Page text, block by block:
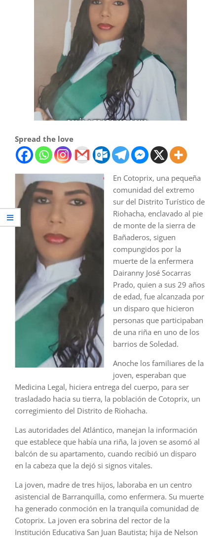
Spread the love
En Cotoprix, una pequeña
comunidad del extremo
sur del Distrito Turístico de
Riohacha, enclavado al pie
de monte de la sierra de
Bañaderos, siguen
compungidos por la
muerte de la enfermera
Dairanny José Socarras
Prado, quien a sus 29 años
de edad, fue alcanzada por
un disparo que hicieron
personas que participaban
de una riña en uno de los
barrios de Soledad.
Anoche los familiares de la
joven, esperaban que
Medicina Legal, hiciera entrega del cuerpo, para ser
trasladado hacia su tierra, la población de Cotoprix, un
corregimiento del Distrito de Riohacha.
Las autoridades del Atlántico, manejan la información
que establece que había una riña, la joven se asomó al
balcón de su apartamento, cuando recibió un disparo
en la cabeza que la dejó si signos vitales.
La joven, madre de tres hijos, laboraba en un centro
asistencial de Barranquilla, como enfermera. Su muerte
ha generado conmoción en la tranquila comunidad de
Cotoprix. La joven era sobrina del rector de la
Institución Educativa San Juan Bautista; hija de Nelson